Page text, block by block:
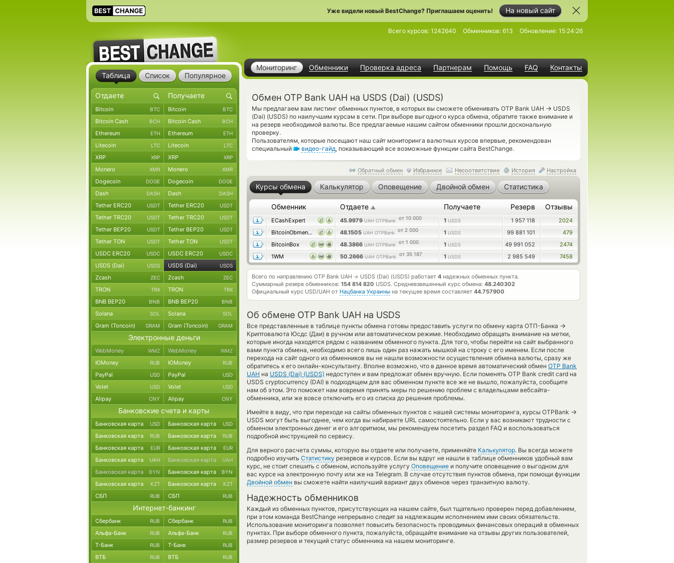
На новый сайт
Уже видели новый BestChange? Приглашаем оценить!
Мониторинг Обменники Проверка адреса Партнерам Помощь FAQ Контакты
Всего курсов: 1242640 Обменников: 613 Обновление: 15:24:26
Обмен OTP Bank UAH на USDS (Dai) (USDS)
Мы предлагаем вам листинг обменных пунктов, в которых вы сможете обменивать OTP Bank UAH → USDS
(Dai) (USDS) по наилучшим курсам в сети. При выборе выгодного курса обмена, обратите также внимание и
на резерв необходимой валюты. Все предлагаемые нашим сайтом обменники прошли доскональную
проверку.
Пользователям, которые посещают наш сайт мониторинга валютных курсов впервые, рекомендован
специальный
видео-гайд, показывающий все возможные функции сайта BestChange.
Обратный обмен Избранное Несоответствие История Настройка
Курсы обмена Калькулятор Оповещение Двойной обмен Статистика
Обменник Отдаете ▲ Получаете Резерв Отзывы
ECashExpert 45.9979 UAH OTPBank от 10 000 1 USDS 1 957 118
2024
BitcoinObmennik
48.1505 UAH OTPBank от 2 000 1 USDS 99 881 101
479
BitcoinBox
48.3866 UAH OTPBank от 1 000 1 USDS 49 991 052
2474
1WM
50.2666 UAH OTPBank от 35 187 1 USDS 2 985 549 7458
Всего по направлению OTP Bank UAH → USDS (Dai) (USDS) работает 4 надежных обменных пункта.
Суммарный резерв обменников: 154 814 820 USDS. Средневзвешенный курс обмена: 48.240302
Официальный курс USD/UAH от Нацбанка Украины на текущее время составляет 44.757900
Об обмене OTP Bank UAH на USDS
Все представленные в таблице пункты обмена готовы предоставить услуги по обмену карта ОТП-Банка →
Криптовалюта Юсдс (Даи) в ручном или автоматическом режиме. Необходимо обращать внимание на метки,
которые иногда находятся рядом с названием обменного пункта. Для того, чтобы перейти на сайт выбранного
вами пункта обмена, необходимо всего лишь один раз нажать мышкой на строку с его именем. Если после
перехода на сайт одного из обменников вы не нашли возможности осуществления обмена валюты, сразу же
обратитесь к его онлайн-консультанту. Вполне возможно, что в данное время автоматический обмен OTP Bank
UAH на USDS (Dai) (USDS) недоступен и вам предложат обмен вручную. Если поменять OTP Bank credit card на
USDS cryptocurrency (DAI) в подходящем для вас обменном пункте все же не вышло, пожалуйста, сообщите
нам об этом. Это поможет нам вовремя принять меры по решению проблем с владельцами вебсайта-
обменника, или же вовсе отключить его из списка до решения проблемы.
Имейте в виду, что при переходе на сайты обменных пунктов с нашей системы мониторинга, курсы OTPBank →
USDS могут быть выгоднее, чем когда вы набираете URL самостоятельно. Если у вас возникают трудности с
обменом электронных денег и его алгоритмом, мы рекомендуем посетить раздел FAQ и воспользоваться
подробной инструкцией по сервису.
Для верного расчета суммы, которую вы отдаете или получаете, применяйте Калькулятор. Вы всегда можете
подробно изучить Статистику резервов и курсов. Если вы вдруг не нашли в таблице обменников удобный вам
курс, не стоит спешить с обменом, используйте услугу Оповещение и получите оповещение о выгодном для
вас курсе на электронную почту или же на Telegram. В случае отсутствия пунктов обмена, при помощи функции
Двойной обмен вы сможете найти наилучший вариант двух обменов через транзитную валюту.
Надежность обменников
Каждый из обменных пунктов, присутствующих на нашем сайте, был тщательно проверен перед добавлением,
при этом команда BestChange непрерывно следит за надлежащим исполнением ими своих обязательств.
Использование мониторинга позволяет повысить безопасность проводимых финансовых операций в обменных
пунктах. При выборе обменного пункта, пожалуйста, обращайте внимание на отзывы других пользователей,
размер резервов и текущий статус обменника на нашем мониторинге.
Таблица Список Популярное
Bitcoin BTC Bitcoin BTC
Bitcoin Cash BCH Bitcoin Cash BCH
Ethereum ETH Ethereum ETH
Litecoin LTC Litecoin LTC
XRP XRP XRP XRP
Monero XMR Monero XMR
Dogecoin DOGE Dogecoin DOGE
Dash DASH Dash DASH
Tether ERC20 USDT Tether ERC20 USDT
Tether TRC20 USDT Tether TRC20 USDT
Tether BEP20 USDT Tether BEP20 USDT
Tether TON USDT Tether TON USDT
USDC ERC20 USDC USDC ERC20 USDC
USDS (Dai) USDS USDS (Dai) USDS
Zcash ZEC Zcash ZEC
TRON TRX TRON TRX
BNB BEP20 BNB BNB BEP20 BNB
Solana SOL Solana SOL
Gram (Toncoin) GRAM Gram (Toncoin) GRAM
Электронные деньги
WebMoney WMZ WebMoney WMZ
ЮMoney RUB ЮMoney RUB
PayPal USD PayPal USD
Volet USD Volet USD
Alipay CNY Alipay CNY
Банковские счета и карты
Банковская карта USD Банковская карта USD
Банковская карта RUB Банковская карта RUB
Банковская карта EUR Банковская карта EUR
Банковская карта UAH Банковская карта UAH
Банковская карта BYN Банковская карта BYN
Банковская карта KZT Банковская карта KZT
СБП RUB СБП RUB
Интернет-банкинг
Сбербанк RUB Сбербанк RUB
Альфа-Банк RUB Альфа-Банк RUB
Т-Банк RUB Т-Банк RUB
ВТБ RUB ВТБ RUB